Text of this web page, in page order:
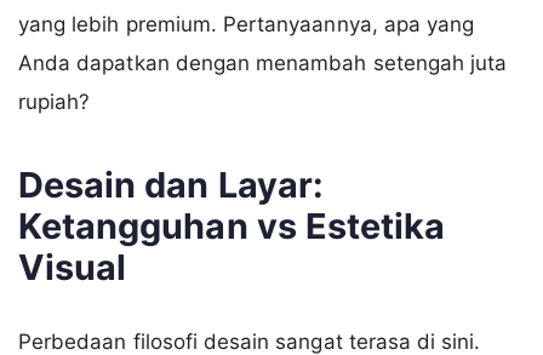
yang lebih premium. Pertanyaannya, apa yang
Anda dapatkan dengan menambah setengah juta
rupiah?
Desain dan Layar:
Ketangguhan vs Estetika
Visual
Perbedaan filosofi desain sangat terasa di sini.